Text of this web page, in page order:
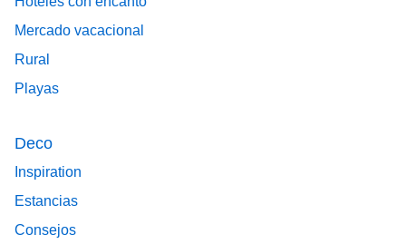
Mercado vacacional
Rural
Playas
Deco
Inspiration
Estancias
Consejos